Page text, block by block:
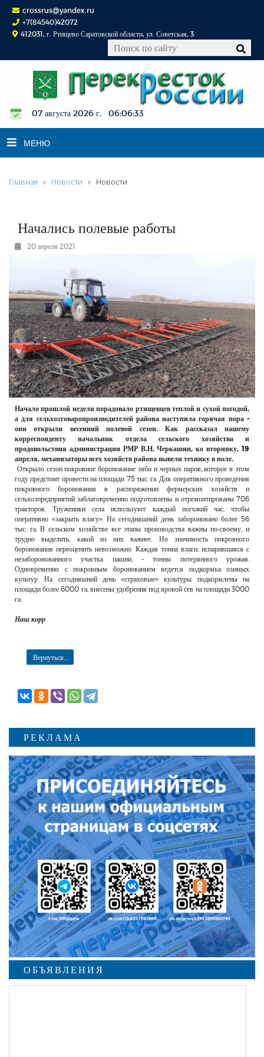
crossrus@yandex.ru
+7(84540)42072
412031, г. Ртищево Саратовской области, ул. Советская, 3
07 августа 2026 г. 06:06:34
МЕНЮ
НОВОСТИ
К СВЕДЕНИЮ
РЕКЛАМОДАТЕЛЯМ
ОБЪЯВЛЕНИЯ
КОНТАКТЫ
Главная Новости Новости
Начались полевые работы
20 апреля 2021
Начало прошлой недели порадовало ртищевцев теплой и сухой погодой,
а для сельхозтоваропроизводителей района наступила горячая пора -
они открыли весенний полевой сезон. Как рассказал нашему
корреспонденту начальник отдела сельского хозяйства и
продовольствия администрации РМР В.Н. Черкашин, ко вторнику, 19
апреля, механизаторы всех хозяйств района вывели технику в поле.
Открыло сезон покровное боронование зяби и черных паров, которое в этом
году предстоит провести на площади 75 тыс. га. Для оперативного проведения
покровного боронования в распоряжении фермерских хозяйств и
сельхозпредприятий заблаговременно подготовлены и отремонтированы 706
тракторов. Труженики села используют каждый погожий час, чтобы
оперативно «закрыть влагу». На сегодняшний день забороновано более 56
тыс. га. В сельском хозяйстве все этапы производства важны по-своему, и
трудно выделить, какой из них важнее. Но значимость покровного
боронования переоценить невозможно. Каждая тонна влаги, испарившаяся с
незаборонованного участка пашни, - тонны потерянного урожая.
Одновременно с покровным боронованием ведется подкормка озимых
культур. На сегодняшний день «страховые» культуры подкормлены на
площади более 6000 га, внесены удобрения под яровой сев на площади 3000
га.
Наш корр
Вернуться...
РЕКЛАМА
ОБЪЯВЛЕНИЯ